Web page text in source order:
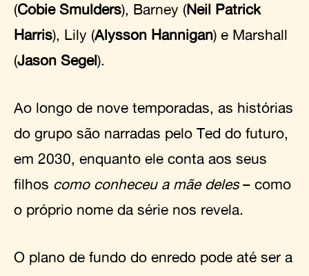
(Cobie Smulders), Barney (Neil Patrick
Harris), Lily (Alysson Hannigan) e Marshall
(Jason Segel).
Ao longo de nove temporadas, as histórias
do grupo são narradas pelo Ted do futuro,
em 2030, enquanto ele conta aos seus
filhos como conheceu a mãe deles– como
o próprio nome da série nos revela.
O plano de fundo do enredo pode até ser a